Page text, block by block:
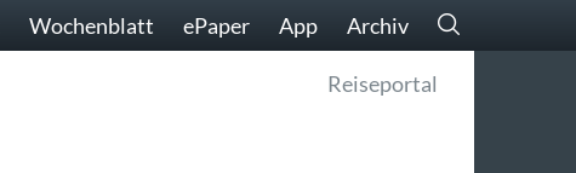
Wochenblatt ePaper App Archiv
Reiseportal